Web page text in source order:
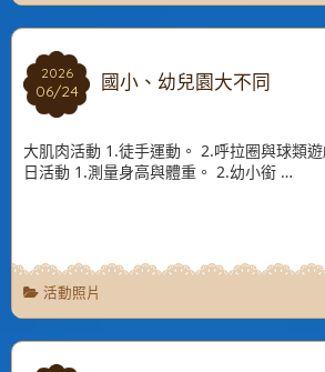
2026
06/24
2026
06/24 國小、幼兒園大不同
大肌肉活動 1.徒手運動。 2.呼拉圈與球類
日活動 1.測量身高與體重。 2.幼小銜 …
活動照片